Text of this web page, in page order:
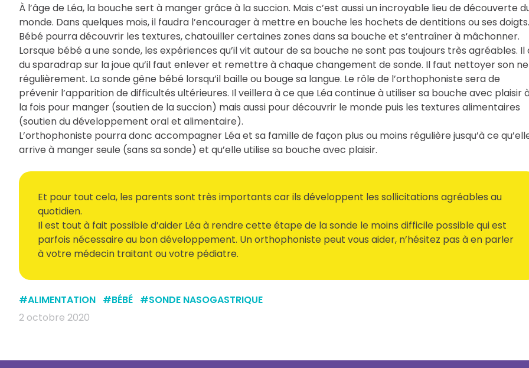
À l’âge de Léa, la bouche sert à manger grâce à la succion. Mais c’est aussi un incroyable lieu de découverte
monde. Dans quelques mois, il faudra l’encourager à mettre en bouche les hochets de dentitions ou ses doigts.
Bébé pourra découvrir les textures, chatouiller certaines zones dans sa bouche et s’entraîner à mâchonner.
Lorsque bébé a une sonde, les expériences qu’il vit autour de sa bouche ne sont pas toujours très agréables. Il
du sparadrap sur la joue qu’il faut enlever et remettre à chaque changement de sonde. Il faut nettoyer son
régulièrement. La sonde gêne bébé lorsqu’il baille ou bouge sa langue. Le rôle de l’orthophoniste sera de
prévenir l’apparition de difficultés ultérieures. Il veillera à ce que Léa continue à utiliser sa bouche avec plaisir
la fois pour manger (soutien de la succion) mais aussi pour découvrir le monde puis les textures alimentaires
(soutien du développement oral et alimentaire).
L’orthophoniste pourra donc accompagner Léa et sa famille de façon plus ou moins régulière jusqu’à ce
arrive à manger seule (sans sa sonde) et qu’elle utilise sa bouche avec plaisir.
Et pour tout cela, les parents sont très importants car ils développent les sollicitations agréables au
quotidien.
Il est tout à fait possible d’aider Léa à rendre cette étape de la sonde le moins difficile possible qui est
parfois nécessaire au bon développement. Un orthophoniste peut vous aider, n’hésitez pas à en parler
à votre médecin traitant ou votre pédiatre.
#ALIMENTATION #BÉBÉ #SONDE NASOGASTRIQUE
2 octobre 2020